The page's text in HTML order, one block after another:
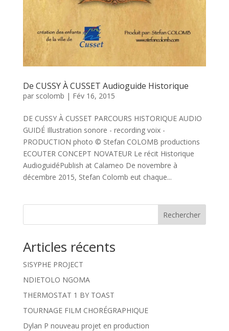
De CUSSY À CUSSET Audioguide Historique
par scolomb | Fév 16, 2015
DE CUSSY À CUSSET PARCOURS HISTORIQUE AUDIO
GUIDÉ Illustration sonore - recording voix -
PRODUCTION photo © Stefan COLOMB productions
ECOUTER CONCEPT NOVATEUR Le récit Historique
AudioguidéPublish at Calameo De novembre à
décembre 2015, Stefan Colomb eut chaque...
Rechercher
Articles récents
SISYPHE PROJECT
NDIETOLO NGOMA
THERMOSTAT 1 BY TOAST
TOURNAGE FILM CHORÉGRAPHIQUE
Dylan P nouveau projet en production